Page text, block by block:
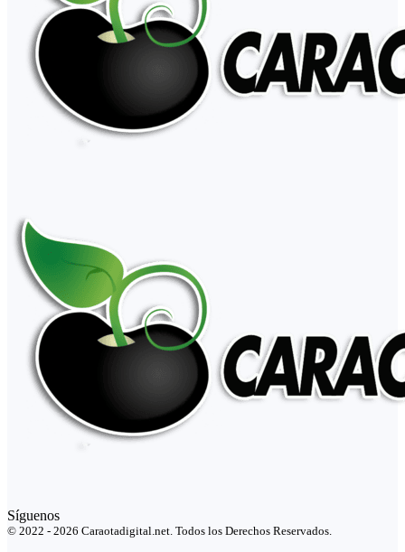
Síguenos
© 2022 - 2026 Caraotadigital.net. Todos los Derechos Reservados.